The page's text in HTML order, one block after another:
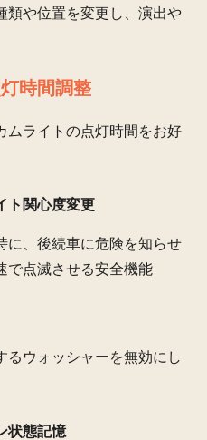
類や位置を変更し、演出や
時間調整
ムライトの点灯時間をお好
ト関心度変更
に、後続車に危険を知らせ
で点滅させる安全機能
るウォッシャーを無効にし
状態記憶